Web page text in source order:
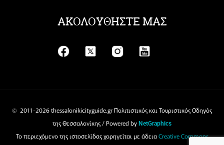
ΑΚΟΛΟΥΘΗΣΤΕ ΜΑΣ
© 2011-2026 thessalonikicityguide.gr Πολιτιστικός και Τουριστικός Οδηγός
της Θεσσαλονίκης / Powered byNetGraphics
Το περιεχόμενο της ιστοσελίδας χορηγείται με άδεια Creative Commons